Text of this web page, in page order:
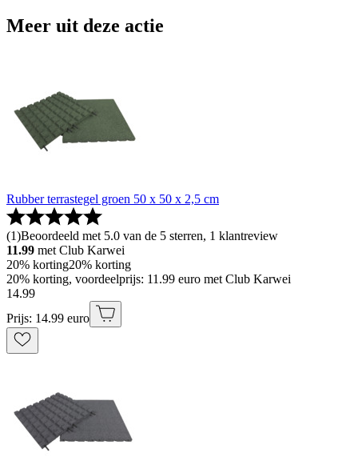
Meer uit deze actie
Rubber terrastegel groen 50 x 50 x 2,5 cm
(1)Beoordeeld met 5.0 van de 5 sterren, 1 klantreview
11.99 met Club Karwei
20% korting20% korting
20% korting, voordeelprijs: 11.99 euro met Club Karwei
14.99
Prijs: 14.99 euro